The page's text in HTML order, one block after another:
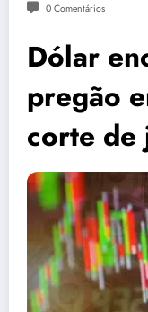
0 Comentários
Dólar
pregão
corte de